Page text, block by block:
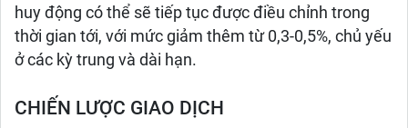
huy động có thể sẽ tiếp tục được điều chỉnh trong
thời gian tới, với mức giảm thêm từ 0,3-0,5%, chủ yếu
ở các kỳ trung và dài hạn.
CHIẾN LƯỢC GIAO DỊCH